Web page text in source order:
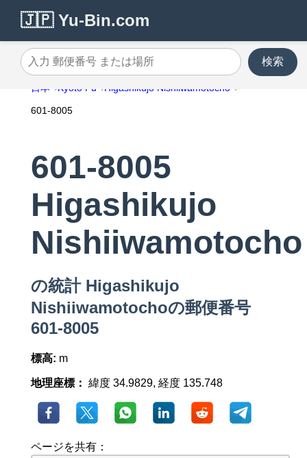
🇯🇵 Yu-Bin.com
入力 郵便番号 または場所
検索
日本 Kyoto Fu Higashikujo Nishiiwamotocho
601-8005
601-8005
Higashikujo
Nishiiwamotocho
の統計 Higashikujo
Nishiiwamotochoの郵便番号
601-8005
標高: m
地理座標： 緯度 34.9829, 経度 135.748
ページを共有：